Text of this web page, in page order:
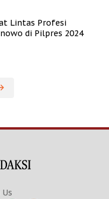
Lintas Profesi
di Pilpres 2024